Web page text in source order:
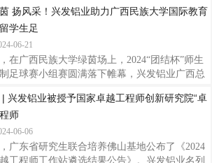
新员工们在公司“客户为本、品质为纲
总部基地，项目总建筑面积约24.8万平方米，
裙楼组成，是集办公、餐厅、商业、文化设施
的组合式摩天大楼，建成后将成为OPPO全球
中心、创新中心及营销中心，助力OPPO立足
面向全球，在聚集城市高端专业人才等方面具
超级偶像！作为深圳湾超级总部基地片区的标
扬风采！兴发铝业助力广西民族大学国际教育
学生足
06-21
在广西民族大学绿茵场上，2024“团结杯”师生
足球赛小组赛圆满落下帷幕，兴发铝业广西总
队协作能力，雄踞该校相思湖校区公开组第一
球作为一项世界性的运动，它不仅仅是一项运
是一种精神、一种文化。广西民族大学有着浓
园足球氛围，近年来大学参与的足球项目比赛
绩斐然。广西民族大学2024“团结杯”师生八人
兴发铝业被授予国家卓越工程师创新研究院“卓
师
06-06
广东省研究生联合培养佛山基地公布了《2024
工程师工作站遴选结果公告》。兴发铝业名列